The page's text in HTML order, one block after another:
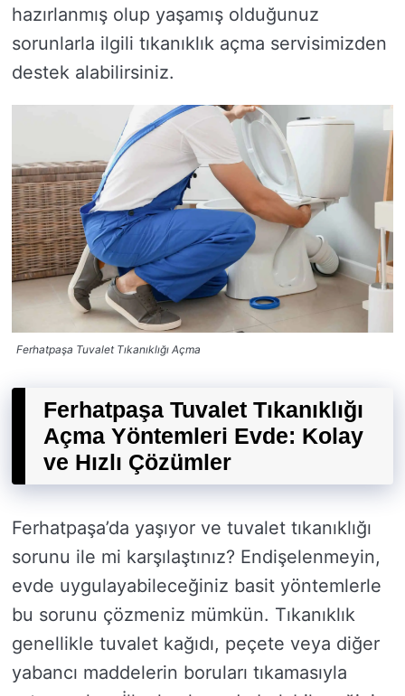
hazırlanmış olup yaşamış olduğunuz
sorunlarla ilgili tıkanıklık açma servisimizden
destek alabilirsiniz.
Ferhatpaşa Tuvalet Tıkanıklığı Açma
Ferhatpaşa Tuvalet Tıkanıklığı
Açma Yöntemleri Evde: Kolay
ve Hızlı Çözümler
Ferhatpaşa’da yaşıyor ve tuvalet tıkanıklığı
sorunu ile mi karşılaştınız? Endişelenmeyin,
evde uygulayabileceğiniz basit yöntemlerle
bu sorunu çözmeniz mümkün. Tıkanıklık
genellikle tuvalet kağıdı, peçete veya diğer
yabancı maddelerin boruları tıkamasıyla